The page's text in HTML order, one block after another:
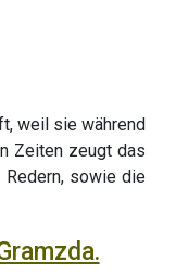
weil sie während
Zeiten zeugt das
sowie die